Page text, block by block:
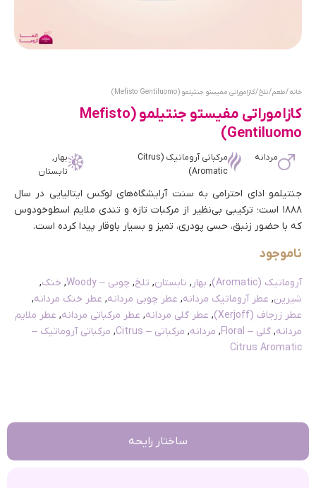
خانه/طعم/تلخ/ کازاموراتی مفیستو جنتیلمو (Mefisto Gentiluomo)
کازاموراتی مفیستو جنتیلمو (Mefisto
Gentiluomo)
مردانه
مرکباتی آروماتیک (Citrus
Aromatic)
بهار,
تابستان
جنتیلمو ادای احترامی به سنت آرایشگاه‌های لوکس ایتالیایی در سال
۱۸۸۸ است؛ ترکیبی بی‌نظیر از مرکبات تازه و تندی ملایم اسطوخودوس
که با حضور زنبق، حسی پودری، تمیز و بسیار باوقار پیدا کرده است.
ناموجود
آروماتیک (Aromatic) , بهار , تابستان, تلخ, چوبی – Woody , خنک,
شیرین, عطر آروماتیک مردانه, عطر چوبی مردانه, عطر خنک مردانه,
عطر زرجاف (Xerjoff)
, عطر گلی مردانه, عطر مرکباتی مردانه, عطر ملایم
مردانه, گلی – Floral , مردانه, مرکباتی – Citrus , مرکباتی آروماتیک –
Citrus Aromatic
ساختار رایحه